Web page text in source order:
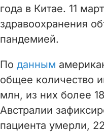
года в Китае. 11
здравоохранения
пандемией.
По данным
общее количество
млн, из них более
Австралии
пациента умерли,